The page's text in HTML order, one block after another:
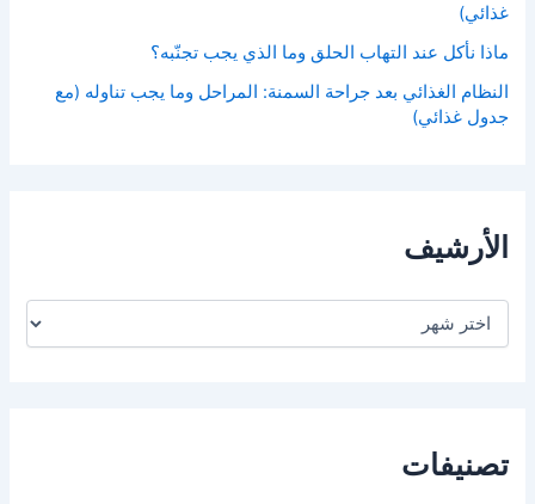
غذائي)
ماذا نأكل عند التهاب الحلق وما الذي يجب تجنّبه؟
النظام الغذائي بعد جراحة السمنة: المراحل وما يجب تناوله (مع
جدول غذائي)
الأرشيف
تصنيفات